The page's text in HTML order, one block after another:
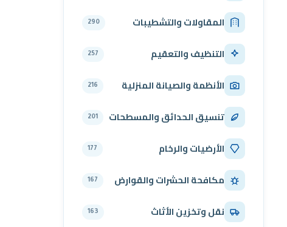
المقاولات والتشطيبات 290
التنظيف والتعقيم 257
الأنظمة والصيانة المنزلية 216
تنسيق الحدائق والمسطحات 201
الأرضيات والرخام 177
مكافحة الحشرات والقوارض 167
نقل وتخزين الأثاث 163